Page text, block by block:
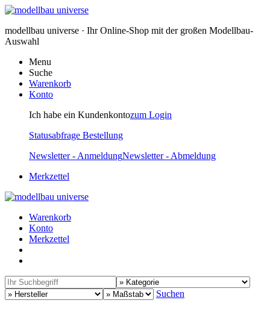
modellbau universe · Ihr Online-Shop mit der großen Modellbau-
Auswahl
Menu
Suche
Warenkorb
Konto
Ich habe ein Kundenkontozum Login
Statusabfrage Bestellung
Newsletter - AnmeldungNewsletter - Abmeldung
Merkzettel
Warenkorb
Konto
Merkzettel
Suchen